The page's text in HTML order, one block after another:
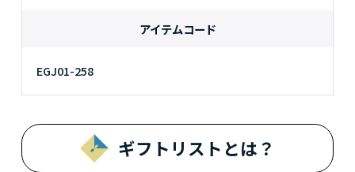
アイテムコード
EGJ01-258
ギフトリストとは？